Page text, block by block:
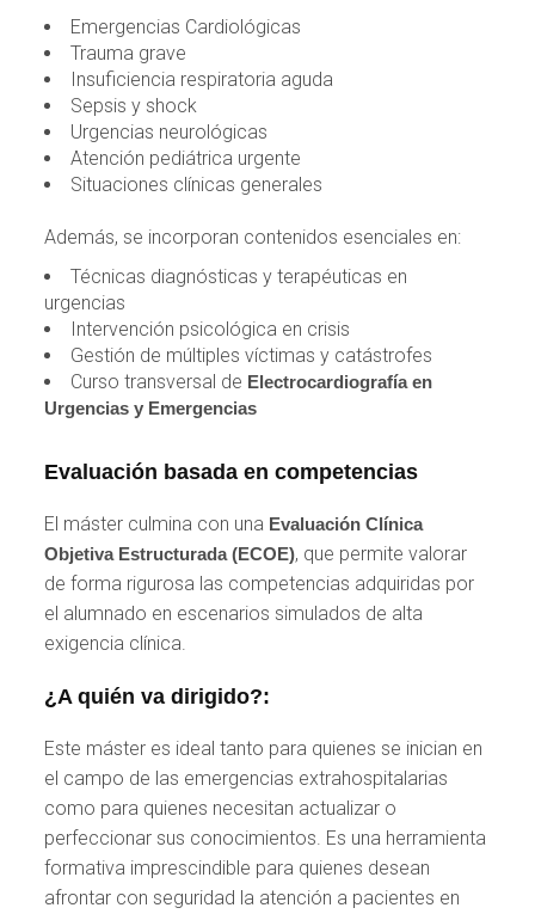
Emergencias Cardiológicas
Trauma grave
Insuficiencia respiratoria aguda
Sepsis y shock
Urgencias neurológicas
Atención pediátrica urgente
Situaciones clínicas generales
Además, se incorporan contenidos esenciales en:
Técnicas diagnósticas y terapéuticas en
urgencias
Intervención psicológica en crisis
Gestión de múltiples víctimas y catástrofes
Curso transversal de Electrocardiografía en
Urgencias y Emergencias
Evaluación basada en competencias
El máster culmina con una Evaluación Clínica
Objetiva Estructurada (ECOE), que permite valorar
de forma rigurosa las competencias adquiridas por
el alumnado en escenarios simulados de alta
exigencia clínica.
¿A quién va dirigido?:
Este máster es ideal tanto para quienes se inician en
el campo de las emergencias extrahospitalarias
como para quienes necesitan actualizar o
perfeccionar sus conocimientos. Es una herramienta
formativa imprescindible para quienes desean
afrontar con seguridad la atención a pacientes en